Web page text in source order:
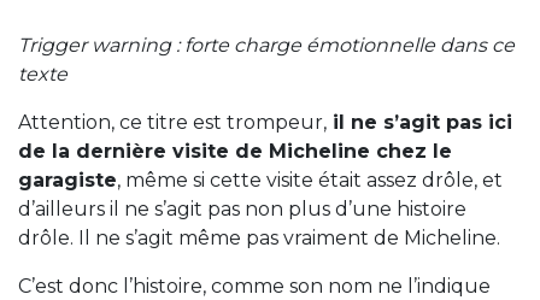
Trigger warning : forte charge émotionnelle dans ce
texte
Attention, ce titre est trompeur, il ne s’agit pas ici
de la dernière visite de Micheline chez le
garagiste, même si cette visite était assez drôle, et
d’ailleurs il ne s’agit pas non plus d’une histoire
drôle. Il ne s’agit même pas vraiment de Micheline.
C’est donc l’histoire, comme son nom ne l’indique